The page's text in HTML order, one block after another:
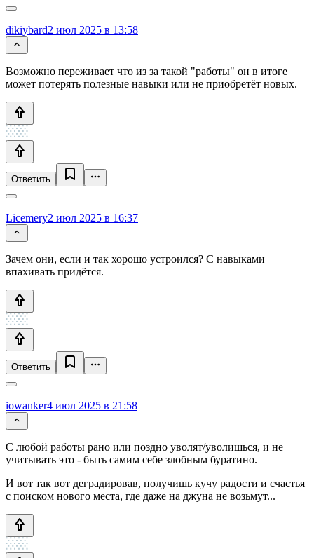
dikiybard2 июл 2025 в 13:58
Возможно переживает что из за такой "работы" он в итоге
может потерять полезные навыки или не приобретёт новых.
Ответить
Licemery2 июл 2025 в 16:37
Зачем они, если и так хорошо устроился? С навыками
впахивать придётся.
Ответить
iowanker4 июл 2025 в 21:58
С любой работы рано или поздно уволят/уволишься, и не
учитывать это - быть самим себе злобным буратино.
И вот так вот деградировав, получишь кучу радости и счастья
с поиском нового места, где даже на джуна не возьмут...